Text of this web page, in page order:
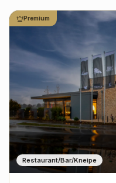
Restaurant/Bar/Kneipe
Premium